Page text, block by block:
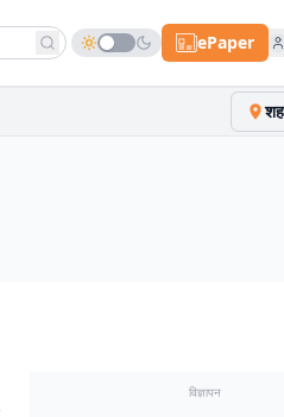
ePaper
विज्ञापन